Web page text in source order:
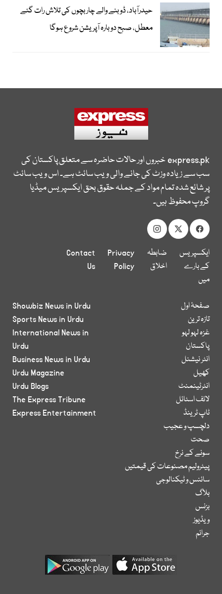
حیدرآباد، ڈوبنے والے چار بچوں کی تلاش رات گئے
معطل، صبح دوبارہ آپریشن شروع ہوگا
express.pkخبروں اور حالات حاضرہ سے متعلق پاکستان کی
سب سے زیادہ وزٹ کی جانے والی ویب سائٹ ہے۔ اس ویب سائٹ
پر شائع شدہ تمام مواد کے جملہ حقوق بحق ایکسپریس میڈیا
گروپ محفوظ ہیں۔
ایکسپریس
کے بارے
میں
ضابطہ
اخلاق
Privacy
Policy
Contact
Us
صفحۂ اول
تازہ ترین
غزہ لہو لہو
پاکستان
انٹر نیشنل
کھیل
انٹرٹینمنٹ
لائف اسٹائل
ٹاپ ٹرینڈ
دلچسپ و عجیب
صحت
سونے کے نرخ
پیٹرولیم مصنوعات کی قیمتیں
سائنس و ٹیکنالوجی
بلاگ
بزنس
ویڈیوز
جرائم
Showbiz News in Urdu
Sports News in Urdu
International News in
Urdu
Business News in Urdu
Urdu Magazine
Urdu Blogs
The Express Tribune
Express Entertainment